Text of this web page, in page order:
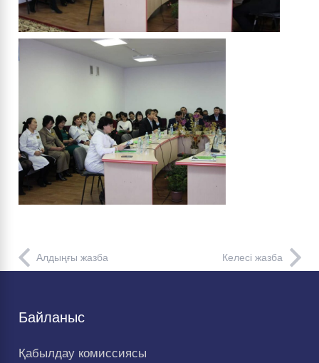
Алдыңғы жазба Келесі жазба
Байланыс
Қабылдау комиссиясы